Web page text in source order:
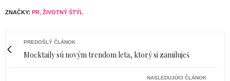
ZNAČKY: PR ŽIVOTNÝ ŠTÝL
PREDOŠLÝ ČLÁNOK
Mocktaily sú novým trendom leta, ktorý si zamiluješ
NASLEDUJÚCI ČLÁNOK